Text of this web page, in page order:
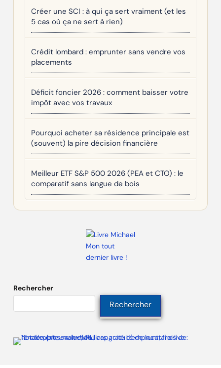
Créer une SCI : à qui ça sert vraiment (et les
5 cas où ça ne sert à rien)
Crédit lombard : emprunter sans vendre vos
placements
Déficit foncier 2026 : comment baisser votre
impôt avec vos travaux
Pourquoi acheter sa résidence principale est
(souvent) la pire décision financière
Meilleur ETF S&P 500 2026 (PEA et CTO) : le
comparatif sans langue de bois
Mon tout
dernier livre !
Rechercher
Rechercher